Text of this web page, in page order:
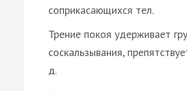
соприкасающихся тел.
Трение покоя удерживает
соскальзывания,
д.